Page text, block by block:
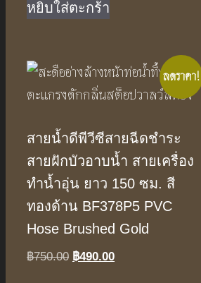
was:
฿990.00.
หยิบใส่ตะกร้า
ลดราคา!
สายน้ำดีพีวีซีสายฉีดชำระ
สายฝักบัวอาบน้ำ สายเครื่อง
ทำน้ำอุ่น ยาว 150 ซม. สี
ทองด้าน BF378P5 PVC
Hose Brushed Gold
฿750.00 Original
฿490.00Current